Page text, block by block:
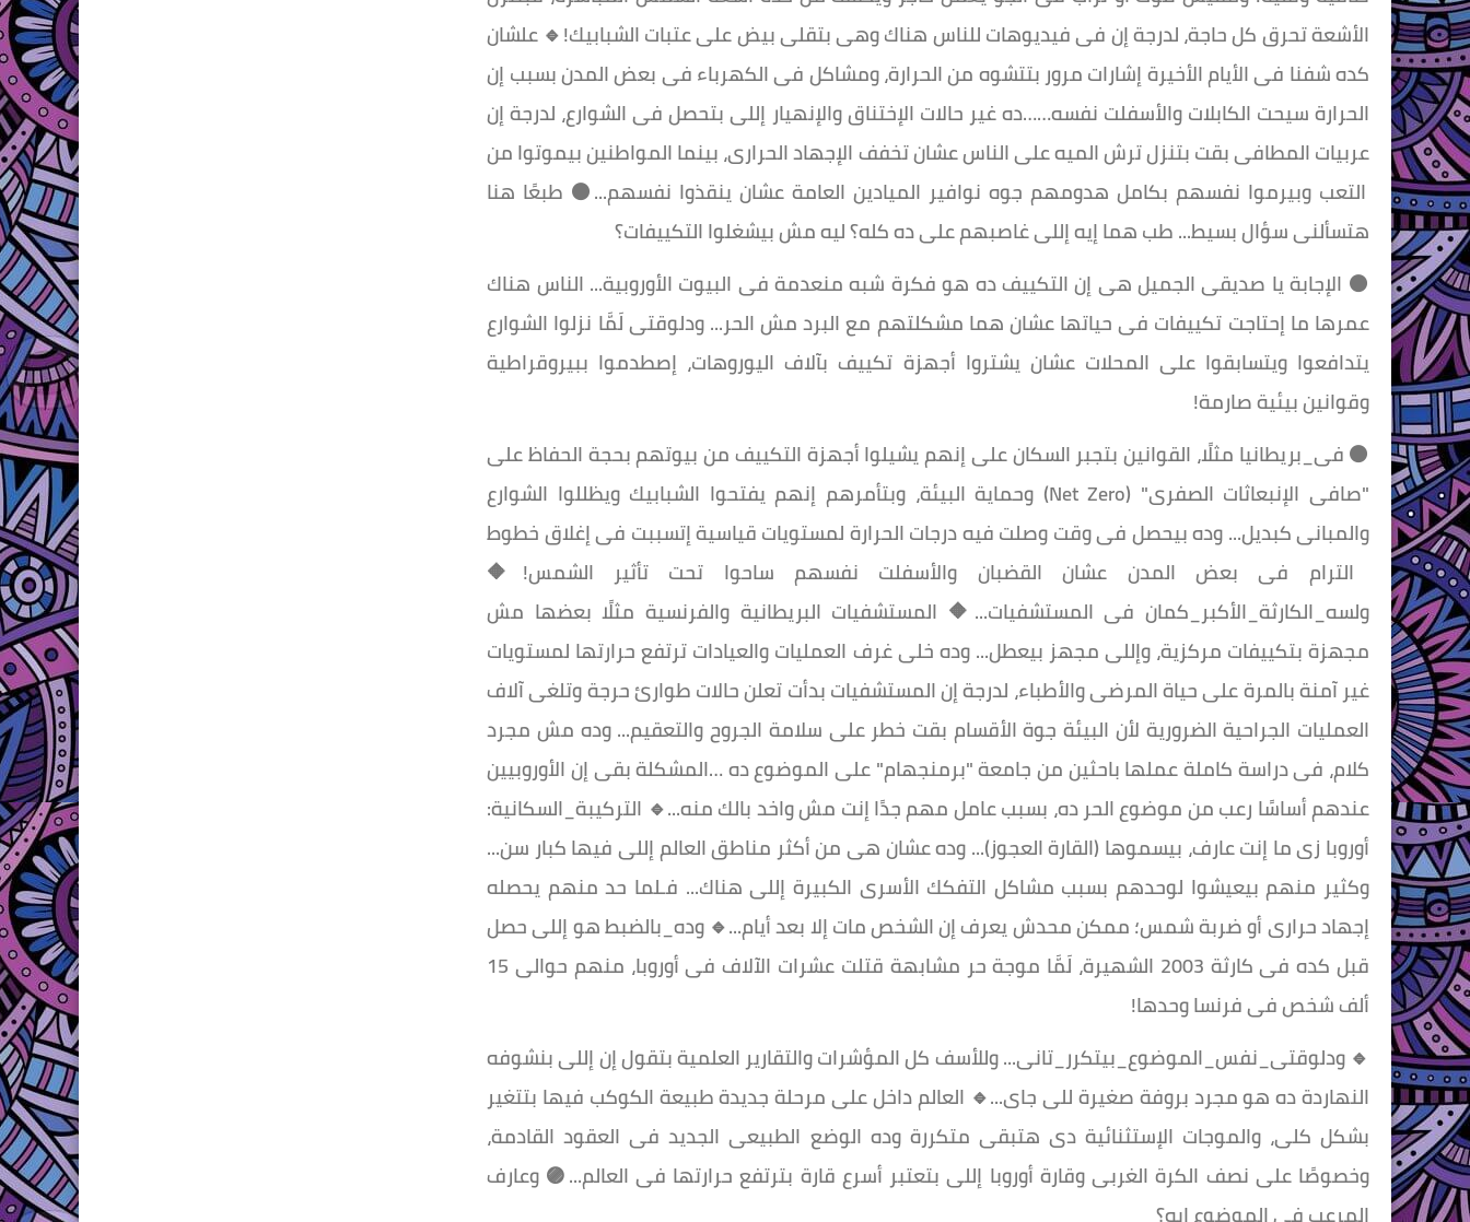
الأشعة تحرق كل حاجة، لدرجة إن فى فيديوهات للناس هناك وهى بتقلى بيض على عتبات الشبابيك!🔹 علشان
كده شفنا فى الأيام الأخيرة إشارات مرور بتتشوه من الحرارة، ومشاكل فى الكهرباء فى بعض المدن بسبب إن
الحرارة سيحت الكابلات والأسفلت نفسه……ده غير حالات الإختناق والإنهيار إللى بتحصل فى الشوارع، لدرجة إن
عربيات المطافى بقت بتنزل ترش الميه على الناس عشان تخفف الإجهاد الحرارى، بينما المواطنين بيموتوا من
التعب وبيرموا نفسهم بكامل هدومهم جوه نوافير الميادين العامة عشان ينقذوا نفسهم...⚫️ طبعًا هنا
هتسألنى سؤال بسيط... طب هما إيه إللى غاصبهم على ده كله؟ ليه مش بيشغلوا التكييفات؟
⚫️ الإجابة يا صديقى الجميل هى إن التكييف ده هو فكرة شبه منعدمة فى البيوت الأوروبية... الناس هناك
عمرها ما إحتاجت تكييفات فى حياتها عشان هما مشكلتهم مع البرد مش الحر... ودلوقتى لَمَّا نزلوا الشوارع
يتدافعوا ويتسابقوا على المحلات عشان يشتروا أجهزة تكييف بآلاف اليوروهات، إصطدموا ببيروقراطية
وقوانين بيئية صارمة!
⚫️ فى_بريطانيا مثلًا، القوانين بتجبر السكان على إنهم يشيلوا أجهزة التكييف من بيوتهم بحجة الحفاظ على
"صافى الإنبعاثات الصفرى" (Net Zero) وحماية البيئة، وبتأمرهم إنهم يفتحوا الشبابيك ويظللوا الشوارع
والمبانى كبديل... وده بيحصل فى وقت وصلت فيه درجات الحرارة لمستويات قياسية إتسببت فى إغلاق خطوط
الترام فى بعض المدن عشان القضبان والأسفلت نفسهم ساحوا تحت تأثير الشمس!🔶️
ولسه_الكارثة_الأكبر_كمان فى المستشفيات...🔶 المستشفيات البريطانية والفرنسية مثلًا بعضها مش
مجهزة بتكييفات مركزية، وإللى مجهز بيعطل... وده خلى غرف العمليات والعيادات ترتفع حرارتها لمستويات
غير آمنة بالمرة على حياة المرضى والأطباء، لدرجة إن المستشفيات بدأت تعلن حالات طوارئ حرجة وتلغى آلاف
العمليات الجراحية الضرورية لأن البيئة جوة الأقسام بقت خطر على سلامة الجروح والتعقيم... وده مش مجرد
كلام، فى دراسة كاملة عملها باحثين من جامعة "برمنجهام" على الموضوع ده …المشكلة بقى إن الأوروبيين
عندهم أساسًا رعب من موضوع الحر ده، بسبب عامل مهم جدًا إنت مش واخد بالك منه...🔹 التركيبة_السكانية:
أوروبا زى ما إنت عارف، بيسموها (القارة العجوز)... وده عشان هى من أكثر مناطق العالم إللى فيها كبار سن...
وكثير منهم بيعيشوا لوحدهم بسبب مشاكل التفكك الأسرى الكبيرة إللى هناك... فـلما حد منهم يحصله
إجهاد حرارى أو ضربة شمس؛ ممكن محدش يعرف إن الشخص مات إلا بعد أيام...🔹️ وده_بالضبط هو إللى حصل
قبل كده فى كارثة 2003 الشهيرة، لَمَّا موجة حر مشابهة قتلت عشرات الآلاف فى أوروبا، منهم حوالى 15
ألف شخص فى فرنسا وحدها!
🔹 ودلوقتى_نفس_الموضوع_بيتكرر_تانى... وللأسف كل المؤشرات والتقارير العلمية بتقول إن إللى بنشوفه
النهاردة ده هو مجرد بروفة صغيرة للى جاى...🔹 العالم داخل على مرحلة جديدة طبيعة الكوكب فيها بتتغير
بشكل كلى، والموجات الإستثنائية دى هتبقى متكررة وده الوضع الطبيعى الجديد فى العقود القادمة،
وخصوصًا على نصف الكرة الغربى وقارة أوروبا إللى بتعتبر أسرع قارة بترتفع حرارتها فى العالم...🟣 وعارف